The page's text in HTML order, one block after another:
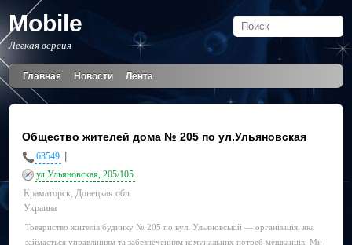
Mobile
Легкая версия
Главная Новости Лента
Общество жителей дома № 205 по ул.Ульяновская
63549
ул.Ульяновская, 205/105
Краматорск, Донецкая обл.
Украина
Товариство жителів будинку № 205 по вул. Ульяновській — організація, яка
займається управлінням та забезпеченням комунальних потреб мешканців. Ми